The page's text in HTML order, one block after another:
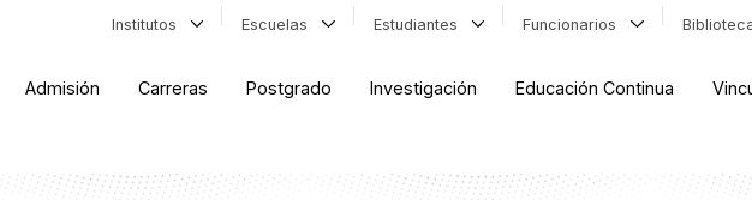
Institutos Escuelas Estudiantes Funcionarios
Admisión Carreras Postgrado Investigación Educación Continua